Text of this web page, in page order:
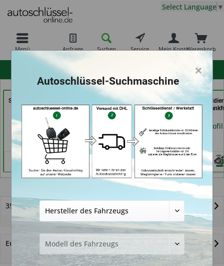
Menü Anfrage Suchen Service Warenkorb
Mein Konto
Select Language ▼
Schlüssel- u. DL Service
(in Dresden)
Händlerprofil
Schlüsseldienst
Zimmermann (in
Würzburg)
069er
Frankfurt (in
Händlerprofil
35C11
EuroCargo
×
Autoschlüssel-Suchmaschine